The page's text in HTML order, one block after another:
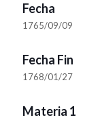
Fecha
1765/09/09
Fecha Fin
1768/01/27
Materia 1